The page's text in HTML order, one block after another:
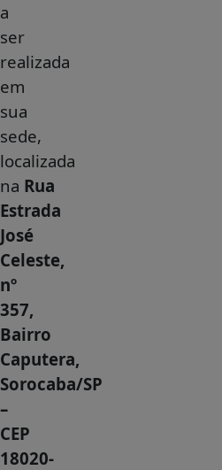
a
ser
realizada
em
sua
sede,
localizada
na Rua
Estrada
José
Celeste,
nº
357,
Bairro
Caputera,
Sorocaba/SP
–
CEP
18020-